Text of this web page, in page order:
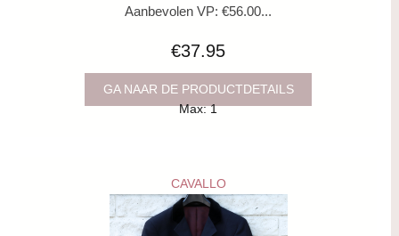
Aanbevolen VP: €56.00...
€37.95
GA NAAR DE PRODUCTDETAILS
Max: 1
CAVALLO